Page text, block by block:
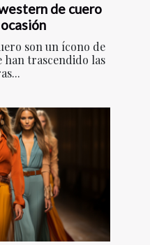
de cuero
son un ícono de
han trascendido las